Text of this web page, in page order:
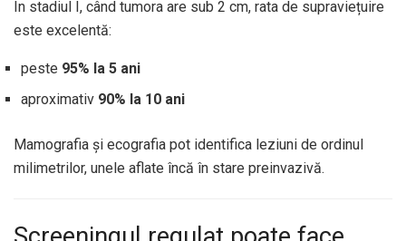
În stadiul I, când tumora are sub 2 cm, rata de supraviețuire
este excelentă:
peste 95% la 5 ani
aproximativ 90% la 10 ani
Mamografia și ecografia pot identifica leziuni de ordinul
milimetrilor, unele aflate încă în stare preinvazivă.